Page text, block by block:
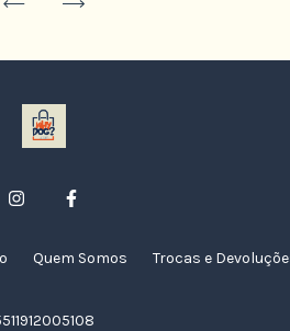
Quem Somos Trocas e